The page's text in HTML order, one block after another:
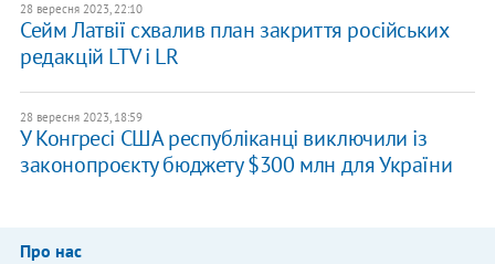
28 вересня 2023, 22:10
Сейм Латвії схвалив план закриття російських
редакцій LTV і LR
28 вересня 2023, 18:59
У Конгресі США республіканці виключили із
законопроєкту бюджету $300 млн для України
Про нас